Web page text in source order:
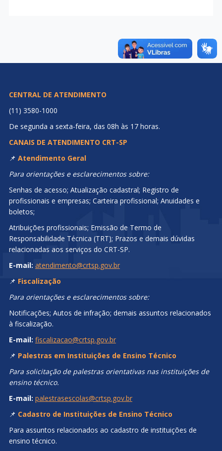
CENTRAL DE ATENDIMENTO
(11) 3580-1000
De segunda a sexta-feira, das 08h às 17 horas.
CANAIS DE ATENDIMENTO CRT-SP
📌 Atendimento Geral
Para orientações e esclarecimentos sobre:
Senhas de acesso; Atualização cadastral; Registro de
profissionais e empresas; Carteira profissional; Anuidades e
boletos;
Atribuições profissionais; Emissão de Termo de
Responsabilidade Técnica (TRT); Prazos e demais dúvidas
relacionadas aos serviços do CRT-SP.
E-mail: atendimento@crtsp.gov.br
📌 Fiscalização
Para orientações e esclarecimentos sobre:
Notificações; Autos de infração; demais assuntos relacionados
à fiscalização.
E-mail: fiscalizacao@crtsp.gov.br
📌 Palestras em Instituições de Ensino Técnico
Para solicitação de palestras orientativas nas instituições de
ensino técnico.
E-mail: palestrasescolas@crtsp.gov.br
📌 Cadastro de Instituições de Ensino Técnico
Para assuntos relacionados ao cadastro de instituições de
ensino técnico.